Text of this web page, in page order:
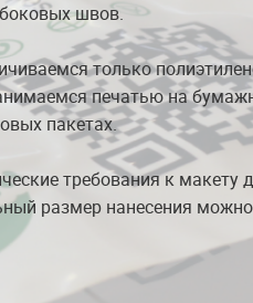
швов.
только
печатью на
пакетах.
требования к макету
размер нанесения